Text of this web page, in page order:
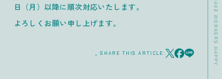
日（月）以降に順次対応いたします。
よろしくお願い申し上げます。
_ SHARE THIS ARTICLE: